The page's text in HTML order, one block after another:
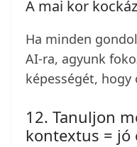
A mai kor
Ha minden
AI-ra, agyunk
képességét,
12. Tanuljon
kontextus = jó